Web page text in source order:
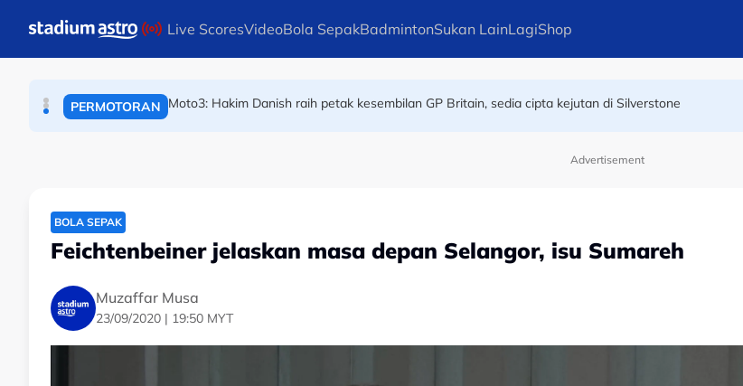
Live ScoresVideoBola SepakBadmintonSukan LainLagiShop
SUKAN AIR
PERMOTORAN Moto3: Hakim Danish raih petak kesembilan GP Britain, sedia cipta kejutan di Silverstone
Advertisement
BOLA SEPAK
Feichtenbeiner jelaskan masa depan Selangor, isu Sumareh
Muzaffar Musa
23/09/2020 | 19:50 MYT